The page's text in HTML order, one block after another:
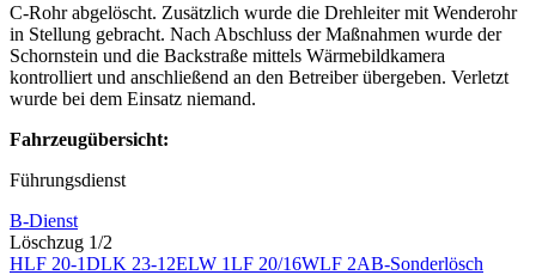
C-Rohr abgelöscht. Zusätzlich wurde die Drehleiter mit Wenderohr
in Stellung gebracht. Nach Abschluss der Maßnahmen wurde der
Schornstein und die Backstraße mittels Wärmebildkamera
kontrolliert und anschließend an den Betreiber übergeben. Verletzt
wurde bei dem Einsatz niemand.
Fahrzeugübersicht:
Führungsdienst
B-Dienst
Löschzug 1/2
HLF 20-1DLK 23-12ELW 1LF 20/16WLF 2AB-Sonderlösch